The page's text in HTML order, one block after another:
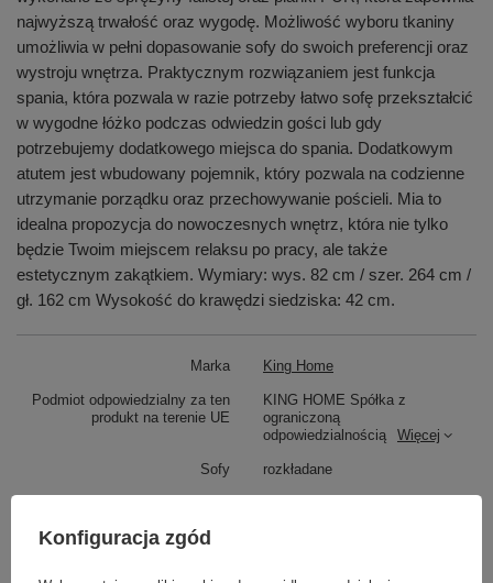
najwyższą trwałość oraz wygodę. Możliwość wyboru tkaniny
umożliwia w pełni dopasowanie sofy do swoich preferencji oraz
wystroju wnętrza. Praktycznym rozwiązaniem jest funkcja
spania, która pozwala w razie potrzeby łatwo sofę przekształcić
w wygodne łóżko podczas odwiedzin gości lub gdy
potrzebujemy dodatkowego miejsca do spania. Dodatkowym
atutem jest wbudowany pojemnik, który pozwala na codzienne
utrzymanie porządku oraz przechowywanie pościeli. Mia to
idealna propozycja do nowoczesnych wnętrz, która nie tylko
będzie Twoim miejscem relaksu po pracy, ale także
estetycznym zakątkiem. Wymiary: wys. 82 cm / szer. 264 cm /
gł. 162 cm Wysokość do krawędzi siedziska: 42 cm.
Marka King Home
Podmiot odpowiedzialny za ten
produkt na terenie UE
KING HOME Spółka z
ograniczoną
odpowiedzialnością
Więcej
Sofy rozkładane
Szerokość
Konfiguracja zgód